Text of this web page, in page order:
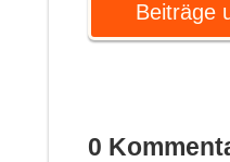
Beiträge
0